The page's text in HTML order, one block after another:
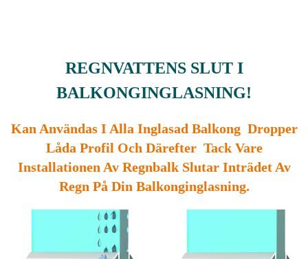
REGNVATTENS SLUT I
BALKONGINGLASNING!
Kan Användas I Alla Inglasad Balkong Dropper
Låda Profil Och Därefter Tack Vare
Installationen Av Regnbalk Slutar Inträdet Av
Regn På Din Balkonginglasning.